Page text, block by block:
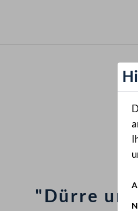
"Dürre